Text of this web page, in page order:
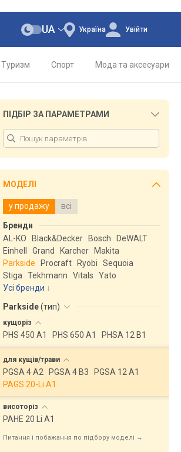
Україна
UA Увійти
Туризм Спорт Мода та аксесуари
ПІДБІР ЗА ПАРАМЕТРАМИ
МОДЕЛІ
у продажу всі
Бренди
AL-KO
Black&Decker Bosch
DeWALT
Einhell
Grand Karcher
Makita
Parkside
Procraft Ryobi
Sequoia
Stiga
Tekhmann Vitals
Yato
Усі бренди
Parkside(тип)
кущоріз
PHS 450 A1 PHS 650 A1 PHSA 12 B1
для кущів/трави
PGSA 4 A2 PGSA 4 B3
PGSA 12 A1
PAGS 20-Li A1
висоторіз
PAHE 20 Li A1
Питання і побажання по підбору моделі →